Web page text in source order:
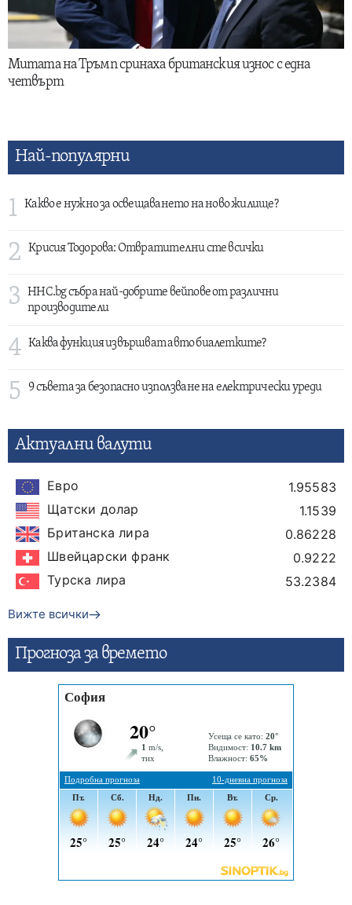
Митата на Тръмп сринаха британския износ с една
четвърт
Най-популярни
1 Какво е нужно за освещаването на ново жилище?
2 Крисия Тодорова: Отвратителни сте всички
3
HHC.bg събра най-добрите вейпове от различни
производители
4 Каква функция извършват авто биалетките?
5 9 съвета за безопасно използване на електрически уреди
Актуални валути
Евро
1.95583
Щатски долар
1.1539
Британска лира
0.86228
Швейцарски франк
0.9222
Турска лира
53.2384
Вижте всички
Прогнозa за времето